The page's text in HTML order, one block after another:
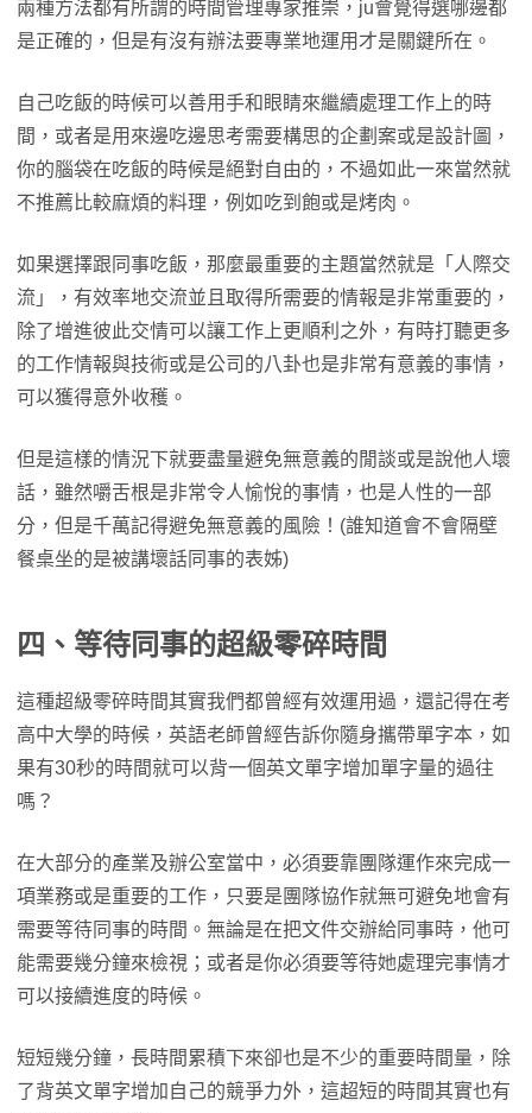
兩種方法都有所謂的時間管理專家推崇，ju會覺得選哪邊都
是正確的，但是有沒有辦法要專業地運用才是關鍵所在。
自己吃飯的時候可以善用手和眼睛來繼續處理工作上的時
間，或者是用來邊吃邊思考需要構思的企劃案或是設計圖，
你的腦袋在吃飯的時候是絕對自由的，不過如此一來當然就
不推薦比較麻煩的料理，例如吃到飽或是烤肉。
如果選擇跟同事吃飯，那麼最重要的主題當然就是「人際交
流」，有效率地交流並且取得所需要的情報是非常重要的，
除了增進彼此交情可以讓工作上更順利之外，有時打聽更多
的工作情報與技術或是公司的八卦也是非常有意義的事情，
可以獲得意外收穫。
但是這樣的情況下就要盡量避免無意義的閒談或是說他人壞
話，雖然嚼舌根是非常令人愉悅的事情，也是人性的一部
分，但是千萬記得避免無意義的風險！(誰知道會不會隔壁
餐桌坐的是被講壞話同事的表姊)
四、等待同事的超級零碎時間
這種超級零碎時間其實我們都曾經有效運用過，還記得在考
高中大學的時候，英語老師曾經告訴你隨身攜帶單字本，如
果有30秒的時間就可以背一個英文單字增加單字量的過往
嗎？
在大部分的產業及辦公室當中，必須要靠團隊運作來完成一
項業務或是重要的工作，只要是團隊協作就無可避免地會有
需要等待同事的時間。無論是在把文件交辦給同事時，他可
能需要幾分鐘來檢視；或者是你必須要等待她處理完事情才
可以接續進度的時候。
短短幾分鐘，長時間累積下來卻也是不少的重要時間量，除
了背英文單字增加自己的競爭力外，這超短的時間其實也有